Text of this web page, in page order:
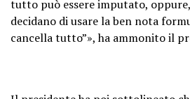
tutto può essere imputato,
decidano di usare la ben nota
cancella tutto”», ha ammonito il